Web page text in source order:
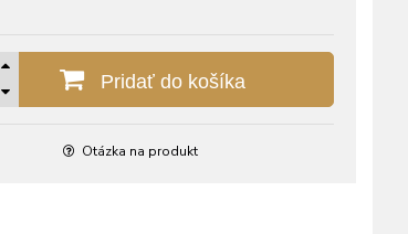
Pridať do košíka
Otázka na produkt